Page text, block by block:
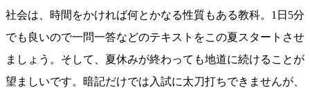
社会は、時間をかければ何とかなる性質もある教科。1日5分
でも良いので一問一答などのテキストをこの夏スタートさせ
ましょう。そして、夏休みが終わっても地道に続けることが
望ましいです。暗記だけでは入試に太刀打ちできませんが、